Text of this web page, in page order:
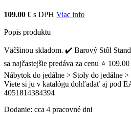
109.00 € s DPH Viac info
Popis produktu
Väčšinou skladom. ✔️ Barový Stôl
sa najčastejšie predáva za cenu ⭐
Nábytok do jedálne > Stoly do jedálne >
Viete si ju v katalógu dohľadať aj pod
4051814384394
Dodanie: cca 4 pracovné dni